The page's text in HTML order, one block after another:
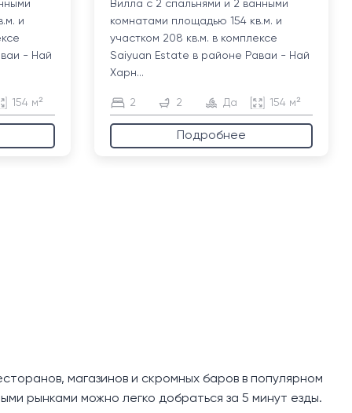
и
- Най
154 м²
Вилла с 2 спальнями и 2 ванными
комнатами площадью 154 кв.м. и
участком 208 кв.м. в комплексе
Saiyuan Estate в районе Раваи - Най
Харн...
2 2 Да 154 м²
Подробнее
магазинов и скромных баров в популярном
рынками можно легко добраться за 5 минут езды.